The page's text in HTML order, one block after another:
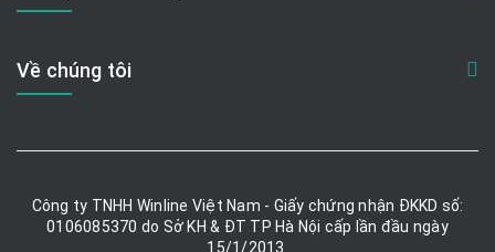
Về chúng tôi
Công ty TNHH Winline Việt Nam - Giấy chứng nhận ĐKKD số:
0106085370 do Sở KH & ĐT TP Hà Nội cấp lần đầu ngày
15/1/2013.